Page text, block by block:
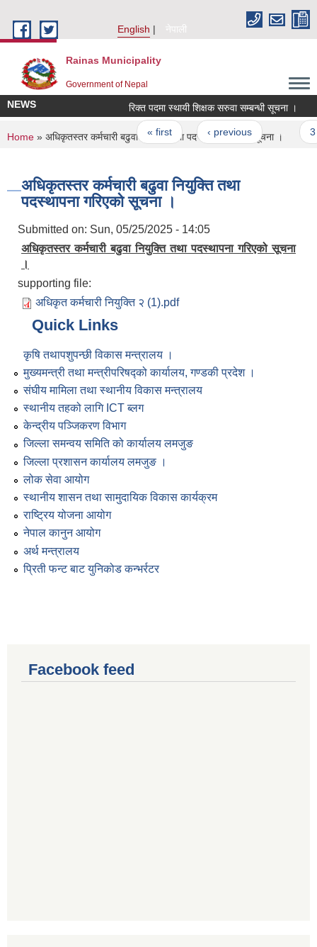
English
नेपाली
Rainas Municipality
Government of Nepal
NEWS रिक्त पदमा स्थायी शिक्षक सरुवा सम्बन्धी सूचना ।
Pages
« first ‹ previous … 3
You are here
Home » अधिकृतस्तर कर्मचारी बढुवा नियुक्ति तथा पदस्थापना गरिएको सूचना ।
अधिकृतस्तर कर्मचारी बढुवा नियुक्ति तथा
पदस्थापना गरिएको सूचना ।
Submitted on: Sun, 05/25/2025 - 14:05
अधिकृतस्तर कर्मचारी बढुवा नियुक्ति तथा पदस्थापना गरिएको सूचना
।
supporting file:
अधिकृत कर्मचारी नियुक्ति २ (1).pdf
Quick Links
कृषि तथापशुपन्छी विकास मन्त्रालय ।
मुख्यमन्त्री तथा मन्त्रीपरिषद्को कार्यालय, गण्डकी प्रदेश ।
संघीय मामिला तथा स्थानीय विकास मन्त्रालय
स्थानीय तहको लागि ICT ब्लग
केन्द्रीय पञ्जिकरण विभाग
जिल्ला समन्वय समिति को कार्यालय लमजुङ
जिल्ला प्रशासन कार्यालय लमजुङ ।
लोक सेवा आयोग
स्थानीय शासन तथा सामुदायिक विकास कार्यक्रम
राष्ट्रिय योजना आयोग
नेपाल कानुन आयोग
अर्थ मन्त्रालय
प्रिती फन्ट बाट युनिकोड कन्भर्रटर
Facebook feed